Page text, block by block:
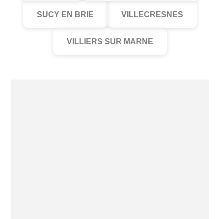
SUCY EN BRIE VILLECRESNES
VILLIERS SUR MARNE